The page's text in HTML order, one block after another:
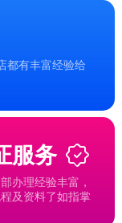
都有丰富经验给
服务
办理经验丰富，
及资料了如指掌